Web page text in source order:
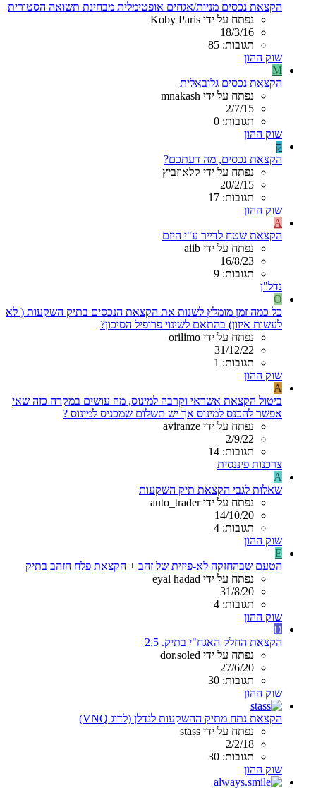
הקצאת נכסים מניות/אגחים אופטימלית מבחינת תשואה הסטורית
נפתח על ידי Koby Paris
18/3/16
תגובות: 85
שוק ההון
M
הקצאת נכסים גלובאלית
נפתח על ידי mnakash
2/7/15
תגובות: 0
שוק ההון
ק
הקצאת נכסים, מה דעתכם?
נפתח על ידי קלאוזביץ
20/2/15
תגובות: 17
שוק ההון
A
הקצאת שטח לדייר ע"י היזם
נפתח על ידי aiib
16/8/23
תגובות: 9
נדל"ן
O
כל כמה זמן מומלץ לשנות את הקצאת הנכסים בתיק השקעות ( לא
לעשות איזון) בהתאם לשינוי פרופיל הסיכון?
נפתח על ידי orilimo
31/12/22
תגובות: 1
שוק ההון
A
ביטול הקצאת אשראי וקרבה למינוס, מה עושים במקרה כזה שאי
אפשר להכנס למינוס אך יש תשלום שמכניס למינוס ?
נפתח על ידי aviranze
2/9/22
תגובות: 14
צרכנות פיננסית
A
שאלות לגבי הקצאת תיק השקעות
נפתח על ידי auto_trader
14/10/20
תגובות: 4
שוק ההון
E
הטעם שבהחזקה לא-פיזית של זהב + הקצאת פלח הזהב בתיק
נפתח על ידי eyal hadad
31/8/20
תגובות: 4
שוק ההון
D
הקצאת החלק האגח"י בתיק. 2.5
נפתח על ידי dor.soled
27/6/20
תגובות: 30
שוק ההון
הקצאת נתח מתיק ההשקעות לנדלן (לדוג VNQ)
נפתח על ידי stass
2/2/18
תגובות: 30
שוק ההון